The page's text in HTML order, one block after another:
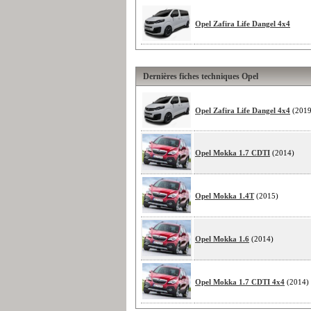
Opel Zafira Life Dangel 4x4
Dernières fiches techniques Opel
Opel Zafira Life Dangel 4x4
Opel Mokka 1.7 CDTI (2014)
Opel Mokka 1.4T(2015)
Opel Mokka 1.6 (2014)
Opel Mokka 1.7 CDTI 4x4 (2014)